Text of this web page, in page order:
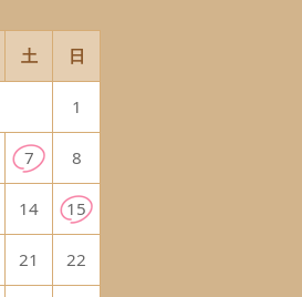
土 日
1
7 8
14 15
21 22